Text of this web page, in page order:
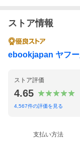
ストア情報
ebookjapan ヤフ
ストア評価
4.65
4,567件の評価を見る
支払い方法